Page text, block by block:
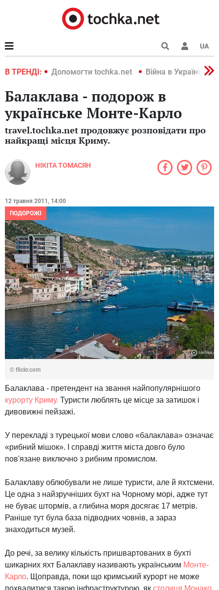
UA
В ТРЕНДІ:
2022 Допомогти tochka.net Війна в Україні 2022
Балаклава - подорож в
українське Монте-Карло
travel.tochka.net продовжує розповідати про
найкращі місця Криму.
НІКІТА ТОМАСЯН
12 травня 2011, 14:00
ПОДОРОЖІ
© flickr.com
Балаклава - претендент на звання найпопулярнішого
курорту Криму. Туристи люблять це місце за затишок і
дивовижні пейзажі.
У перекладі з турецької мови слово «балаклава» означає
«рибний мішок». І справді життя міста довго було
пов'язане виключно з рибним промислом.
Балаклаву облюбували не лише туристи, але й яхтсмени.
Це одна з найзручніших бухт на Чорному морі, адже тут
не буває штормів, а глибина моря досягає 17 метрів.
Раніше тут була база підводних човнів, а зараз
знаходиться музей.
До речі, за велику кількість пришвартованих в бухті
шикарних яхт Балаклаву називають українським Монте-
Карло. Щоправда, поки що кримський курорт не може